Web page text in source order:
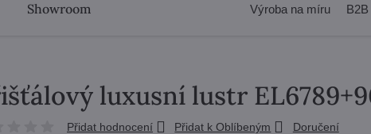
Showroom Výroba na míru
luxusní lustr
Přidat hodnocení Přidat k Oblíbeným Doručení